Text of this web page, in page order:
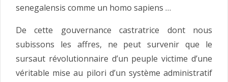
senegalensis comme un homo sapiens …
De cette gouvernance castratrice dont nous
subissons les affres, ne peut survenir que le
sursaut révolutionnaire d’un peuple victime d’une
véritable mise au pilori d’un système administratif